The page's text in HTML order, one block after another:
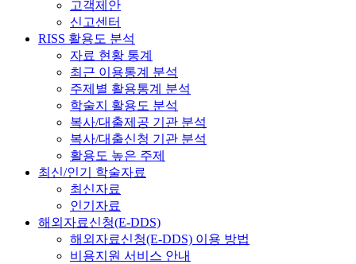
고객제안
신고센터
RISS 활용도 분석
자료 현황 통계
최근 이용통계 분석
주제별 활용통계 분석
학술지 활용도 분석
복사/대출제공 기관 분석
복사/대출신청 기관 분석
활용도 높은 주제
최신/인기 학술자료
최신자료
인기자료
해외자료신청(E-DDS)
해외자료신청(E-DDS) 이용 방법
비용지원 서비스 안내